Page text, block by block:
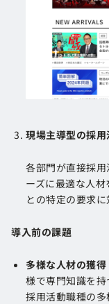
現場主導型の採用
各部門が直接採
ーズに最適な人
との特定の要求に
導入前の課題
多様な人材の獲得
様で専門知識を
採用活動職種の